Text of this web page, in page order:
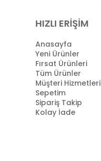
HIZLI ERİŞİM
Anasayfa
Yeni Ürünler
Fırsat Ürünleri
Tüm Ürünler
Müşteri Hizmetleri
Sepetim
Sipariş Takip
Kolay İade